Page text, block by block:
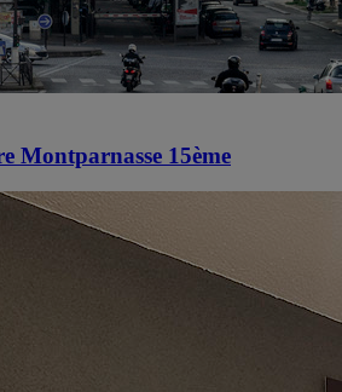
Montparnasse 15ème